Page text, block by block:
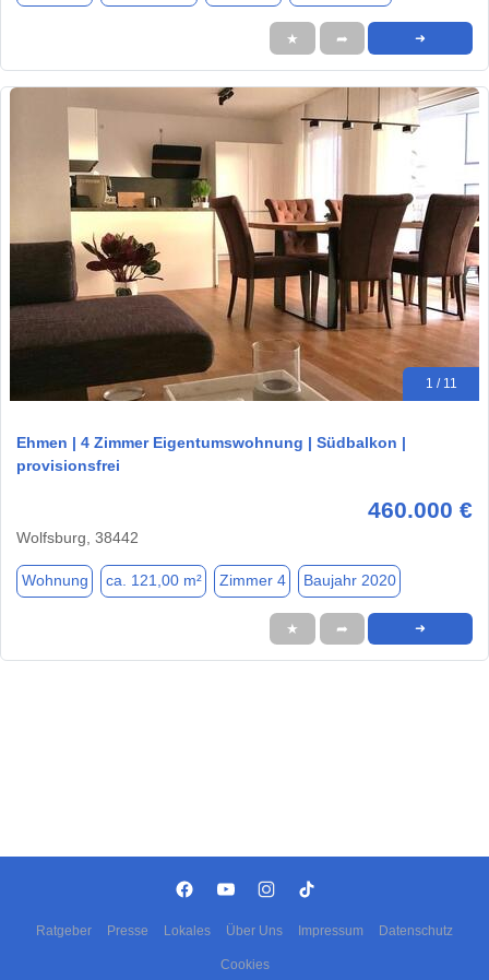
★ ➦ ➜
1 / 11
Ehmen | 4 Zimmer Eigentumswohnung | Südbalkon |
provisionsfrei
460.000 €
Wolfsburg, 38442
Wohnung ca. 121,00 m² Zimmer 4 Baujahr 2020
★ ➦ ➜
Ratgeber Presse Lokales Über Uns Impressum Datenschutz
Cookies